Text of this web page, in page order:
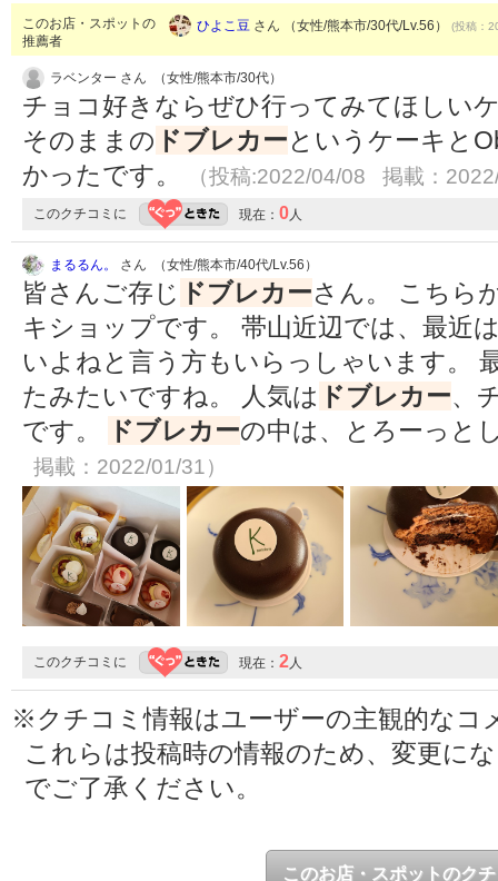
このお店・スポットの
推薦者
ひよこ豆 さん （女性/熊本市/30代/Lv.56） (投稿：
ラベンター さん （女性/熊本市/30代）
チョコ好きならぜひ行ってみてほしい
そのままの ドブレカーというケーキと
かったです。
（投稿:2022/04/08 掲載：
このクチコミに 現在： 0人
まるるん。 さん （女性/熊本市/40代/Lv.56）
皆さんご存じ ドブレカーさん。 こちら
キショップです。 帯山近辺では、最近
いよねと言う方もいらっしゃいます。
たみたいですね。 人気は ドブレカー、
です。
ドブレカーの中は、とろーっと
掲載：2022/01/31）
このクチコミに 現在： 2人
※クチコミ情報はユーザーの主観的なコ
これらは投稿時の情報のため、変更に
でご了承ください。
このお店・スポットのク